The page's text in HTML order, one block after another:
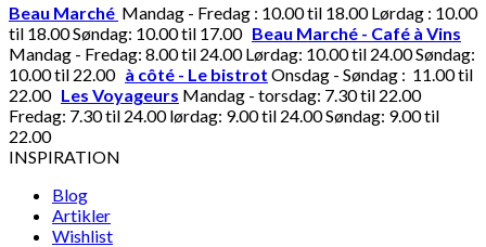
Beau Marché Mandag - Fredag : 10.00 til 18.00 Lørdag : 10.00
til 18.00 Søndag: 10.00 til 17.00 Beau Marché - Café à Vins
Mandag - Fredag: 8.00 til 24.00 Lørdag: 10.00 til 24.00 Søndag:
10.00 til 22.00 à côté - Le bistrot Onsdag - Søndag : 11.00 til
22.00 Les Voyageurs Mandag - torsdag: 7.30 til 22.00
Fredag: 7.30 til 24.00 lørdag: 9.00 til 24.00 Søndag: 9.00 til
22.00
INSPIRATION
Blog
Artikler
Wishlist